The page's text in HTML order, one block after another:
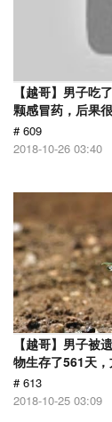
【越哥】男子吃
颗感冒药，后果
# 609
2018-10-26 03:40
【越哥】男子被
物生存了561天，
# 613
2018-10-25 03:09